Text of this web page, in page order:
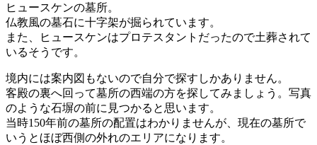
ヒュースケンの墓所。
仏教風の墓石に十字架が掘られています。
また、ヒュースケンはプロテスタントだったので土葬されて
いるそうです。
境内には案内図もないので自分で探すしかありません。
客殿の裏へ回って墓所の西端の方を探してみましょう。写真
のような石塀の前に見つかると思います。
当時150年前の墓所の配置はわかりませんが、現在の墓所で
いうとほぼ西側の外れのエリアになります。